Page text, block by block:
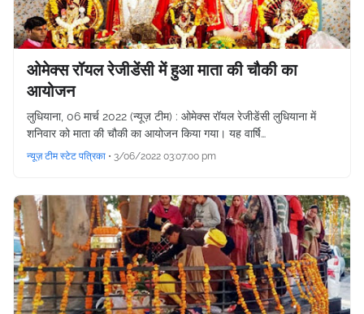
ओमेक्स रॉयल रेजीडेंसी में हुआ माता की चौकी का
आयोजन
लुधियाना, 06 मार्च 2022 (न्यूज़ टीम) : ओमेक्स रॉयल रेजीडेंसी लुधियाना में
शनिवार को माता की चौकी का आयोजन किया गया। यह वार्षि…
न्यूज़ टीम स्टेट पत्रिका • 3/06/2022 03:07:00 pm